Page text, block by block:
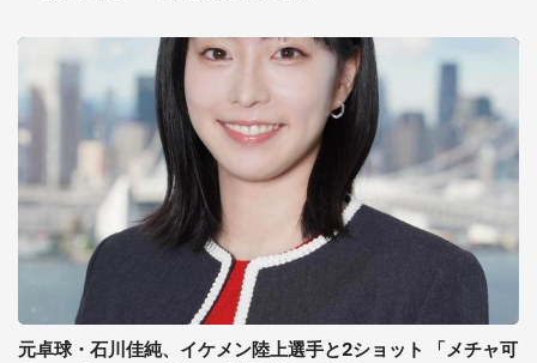
元卓球・石川佳純、イケメン陸上選手と2ショット 「メチャ可